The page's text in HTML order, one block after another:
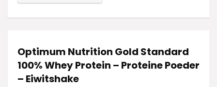
Optimum Nutrition Gold Standard
100% Whey Protein – Proteine Poeder
– Eiwitshake